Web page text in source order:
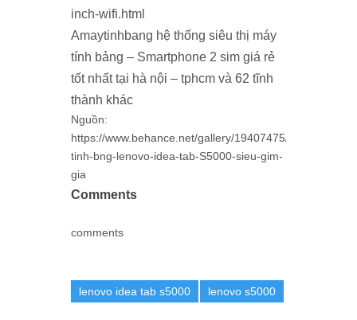
inch-wifi.html
Amaytinhbang hệ thống siêu thị máy
tính bảng – Smartphone 2 sim giá rẻ
tốt nhất tại hà nội – tphcm và 62 tĩnh
thành khác
Nguồn:
https://www.behance.net/gallery/19407475/May-
tinh-bng-lenovo-idea-tab-S5000-sieu-gim-
gia
Comments
comments
lenovo idea tab s5000 lenovo s5000